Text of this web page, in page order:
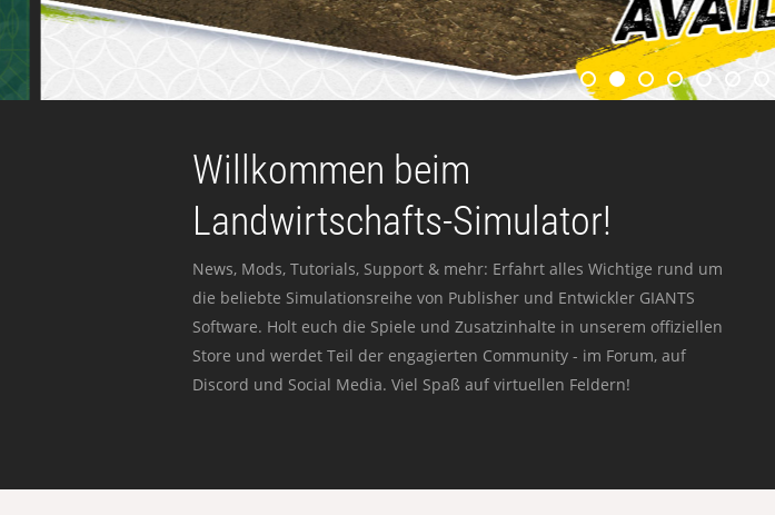
Willkommen beim
Landwirtschafts-Simulator!
News, Mods, Tutorials, Support & mehr: Erfahrt alles Wichtige rund um
die beliebte Simulationsreihe von Publisher und Entwickler GIANTS
Software. Holt euch die Spiele und Zusatzinhalte in unserem offiziellen
Store und werdet Teil der engagierten Community - im Forum, auf
Discord und Social Media. Viel Spaß auf virtuellen Feldern!